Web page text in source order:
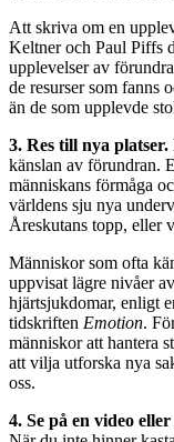
Att skriva om en
Keltner och Paul Piffs
upplevelser av
de resurser som fanns
än de som upplevde
3. Res till nya platser.
känslan av förundran.
människans förmåga
världens sju nya
Åreskutans topp, eller
Människor som ofta
uppvisat lägre nivåer
hjärtsjukdomar, enligt
tidskriften Emotion.
människor att hantera
att vilja utforska nya
oss.
4. Se på en video